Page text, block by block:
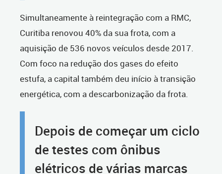
Simultaneamente à reintegração com a RMC,
Curitiba renovou 40% da sua frota, com a
aquisição de 536 novos veículos desde 2017.
Com foco na redução dos gases do efeito
estufa, a capital também deu início à transição
energética, com a descarbonização da frota.
Depois de começar um ciclo
de testes com ônibus
elétricos de várias marcas